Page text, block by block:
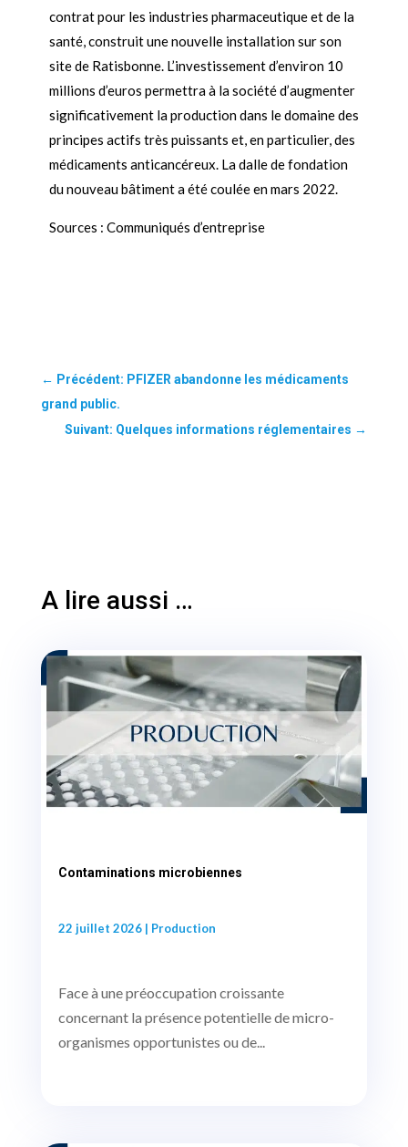
contrat pour les industries pharmaceutique et de la
santé, construit une nouvelle installation sur son
site de Ratisbonne. L’investissement d’environ 10
millions d’euros permettra à la société d’augmenter
significativement la production dans le domaine des
principes actifs très puissants et, en particulier, des
médicaments anticancéreux. La dalle de fondation
du nouveau bâtiment a été coulée en mars 2022.
Sources : Communiqués d’entreprise
← Précédent: PFIZER abandonne les médicaments
grand public.
Suivant: Quelques informations réglementaires →
A lire aussi …
Contaminations microbiennes
22 juillet 2026| Production
Face à une préoccupation croissante
concernant la présence potentielle de micro-
organismes opportunistes ou de...